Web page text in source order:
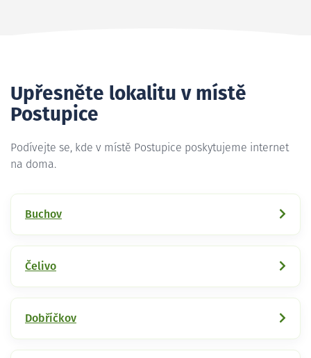
Upřesněte lokalitu v místě
Postupice
Podívejte se, kde v místě Postupice poskytujeme internet
na doma.
Buchov
Čelivo
Dobříčkov